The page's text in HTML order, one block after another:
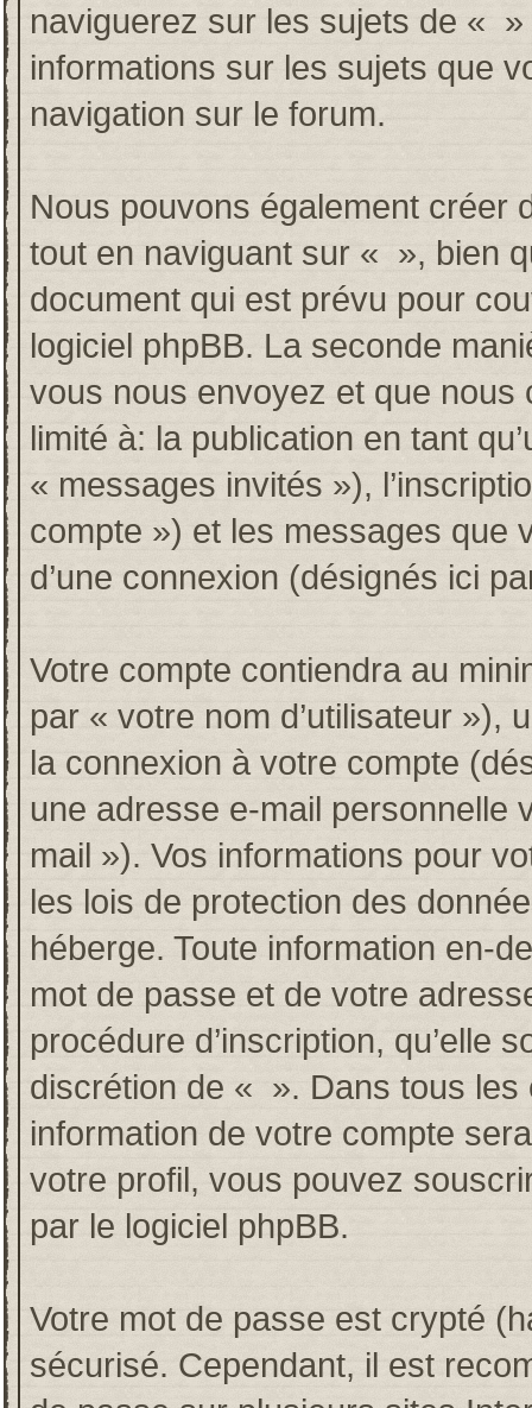
naviguerez sur les sujets de «
informations sur les sujets que
navigation sur le forum.
Nous pouvons également créer
tout en naviguant sur « », bien
document qui est prévu pour
logiciel phpBB. La seconde
vous nous envoyez et que nous
limité à: la publication en tant
« messages invités »),
compte ») et les messages que
d’une connexion (désignés ici
Votre compte contiendra au
par « votre nom d’utilisateur »),
la connexion à votre compte
une adresse e-mail personnelle
mail »). Vos informations pour
les lois de protection des
héberge. Toute information en-
mot de passe et de votre
procédure d’inscription, qu’elle
discrétion de « ». Dans tous
information de votre compte
votre profil, vous pouvez
par le logiciel phpBB.
Votre mot de passe est crypté
sécurisé. Cependant, il est